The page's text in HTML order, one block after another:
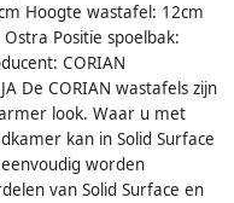
Hoogte wastafel: 12cm
Positie spoelbak:
CORIAN
De CORIAN wastafels zijn
look. Waar u met
kan in Solid Surface
worden
van Solid Surface en